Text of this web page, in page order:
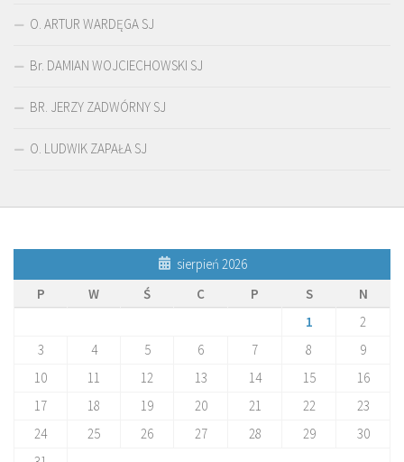
O. ARTUR WARDĘGA SJ
Br. DAMIAN WOJCIECHOWSKI SJ
BR. JERZY ZADWÓRNY SJ
O. LUDWIK ZAPAŁA SJ
sierpień 2026
P
W Ś C P S
N
1
2
3
4 5 6 7 8
9
10
11 12 13 14 15
16
17
18 19 20 21 22
23
24
25 26 27 28 29
30